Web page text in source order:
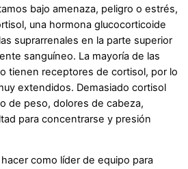
bajo amenaza, peligro o estrés,
una hormona glucocorticoide
suprarrenales en la parte superior
sanguíneo. La mayoría de las
tienen receptores de cortisol, por lo
extendidos. Demasiado cortisol
de peso, dolores de cabeza,
para concentrarse y presión
como líder de equipo para